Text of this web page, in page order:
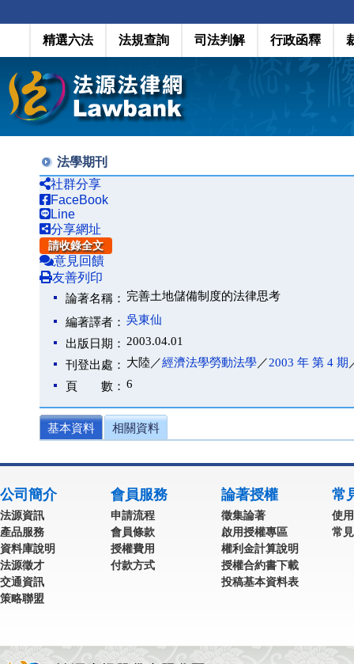
精選六法 法規查詢 司法判解 行政函釋
法學期刊
社群分享
FaceBook
Line
分享網址
請收錄全文
意見回饋
友善列印
論著名稱： 完善土地儲備制度的法律思考
編著譯者： 吳東仙
出版日期： 2003.04.01
刊登出處： 大陸／經濟法學勞動法學／2003 年 第 4 期
頁 數： 6
基本資料 相關資料
公司簡介
法源資訊
產品服務
資料庫說明
法源徵才
交通資訊
策略聯盟
會員服務
申請流程
會員條款
授權費用
付款方式
論著授權
徵集論著
啟用授權專區
權利金計算說明
授權合約書下載
投稿基本資料表
常
使
常